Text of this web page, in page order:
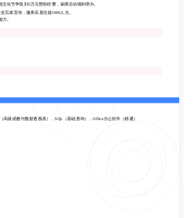
化节争取到5万元赞助经费，保障活动顺利举办。
完成宣传，服务应届生超1000人次。
。
模竞赛，吸引200+同学参与，参赛人数创历史新高。
关系，联合举办学术交流活动。
会获评校十佳社团。
化节争取到5万元赞助经费，保障活动顺利举办。
完成宣传，服务应届生超1000人次。
。
高级函数与数据透视表），SQL（基础查询），Office办公软件（精通）